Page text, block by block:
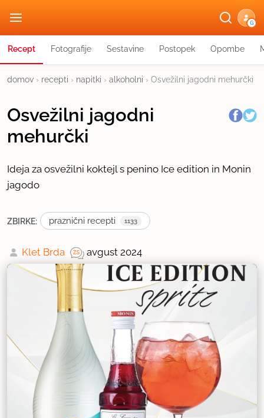
G
Recept Fotografije Sestavine Postopek Opombe
domov › recepti › napitki › alkoholni › Osvežilni jagodni mehurčki
Osvežilni jagodni
mehurčki
Ideja za osvežilni koktejl s penino Ice edition in Monin
jagodo
ZBIRKE: praznični recepti 1133
Klet Brda avgust 2024